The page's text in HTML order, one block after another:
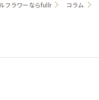
フラワーならfullr コラム